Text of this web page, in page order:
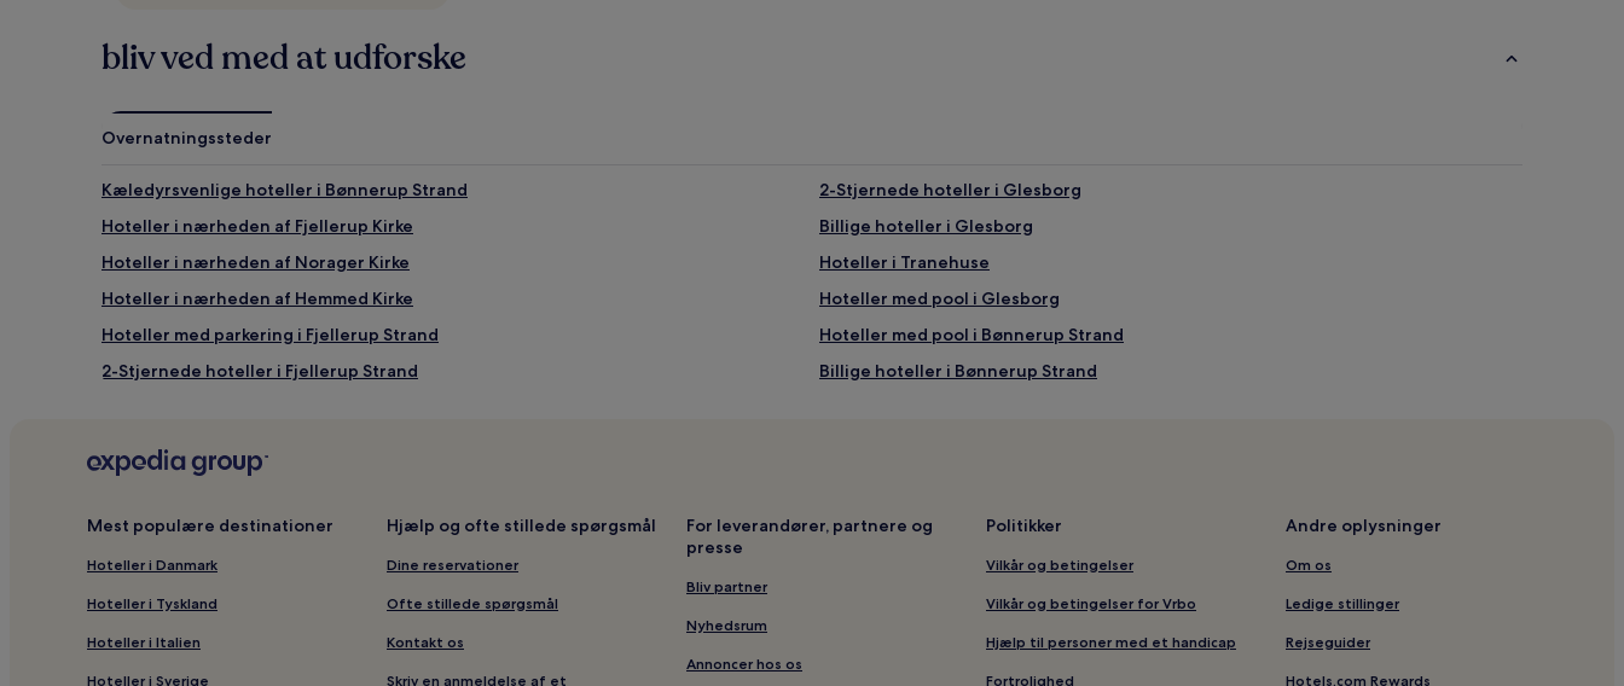
kan
ændres
varsel.
Yderligere
kan
gælde.
bliv ved med at udforske
Overnatningssteder
Kæledyrsvenlige hoteller i Bønnerup Strand
2-Stjernede hoteller i Glesborg
Hoteller i nærheden af Fjellerup Kirke
Billige hoteller i Glesborg
Hoteller i nærheden af Norager Kirke
Hoteller i Tranehuse
Hoteller i nærheden af Hemmed Kirke
Hoteller med pool i Glesborg
Hoteller med parkering i Fjellerup Strand
Hoteller med pool i Bønnerup Strand
2-Stjernede hoteller i Fjellerup Strand
Billige hoteller i Bønnerup Strand
Hoteller i Glesborg
Hoteller i nærheden af Ørum Kirke
Hoteller i nærheden af Meilgaard Slot
Mest populære destinationer
Hoteller i Danmark
Hoteller i Tyskland
Hoteller i Italien
Hoteller i Sverige
Hjælp og ofte stillede spørgsmål
Dine reservationer
Ofte stillede spørgsmål
Kontakt os
Skriv en anmeldelse af et
For leverandører, partnere og
presse
Bliv partner
Nyhedsrum
Annoncer hos os
Politikker
Vilkår og betingelser
Vilkår og betingelser for Vrbo
Hjælp til personer med et handicap
Fortrolighed
Andre oplysninger
Om os
Ledige stillinger
Rejseguider
Hotels.com Rewards